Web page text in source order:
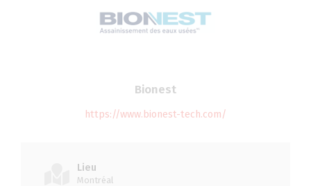
Bionest
https://www.bionest-tech.com/
Lieu
Montréal